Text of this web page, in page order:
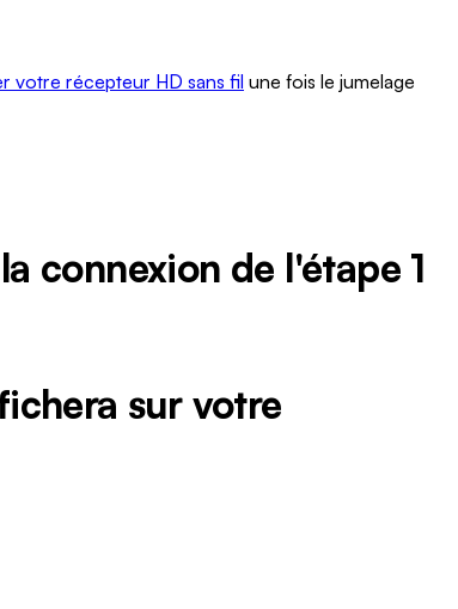
votre récepteur HD sans fil une fois le jumelage
connexion de l'étape 1
sur votre